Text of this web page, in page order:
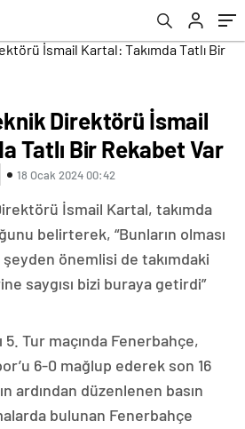
Direktörü İsmail
Tatlı Bir Rekabet Var
18 Ocak 2024 00:42
İsmail Kartal, takımda
belirterek, “Bunların olması
önemlisi de takımdaki
saygısı bizi buraya getirdi”
Tur maçında Fenerbahçe,
6-0 mağlup ederek son 16
ardından düzenlenen basın
bulunan Fenerbahçe